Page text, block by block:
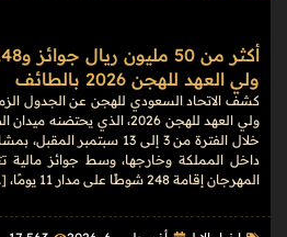
ولي العهد للهجن 2026 بالطائف
كشف الاتحاد السعودي للهجن عن الجدول
ولي العهد للهجن 2026، الذي
خلال الفترة من 3 إلى 13
المهرجان إقامة 248 شوطًا على مدار 11 يومًا، […]